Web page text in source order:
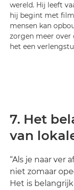
wereld. Hij leeft
hij begint met
mensen kan
zorgen meer over
het een
7. Het
van
“Als je naar ver
niet zomaar
Het is